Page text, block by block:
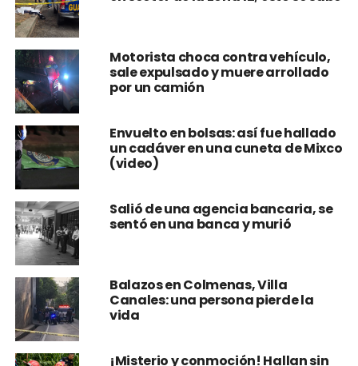
Motorista choca contra vehículo,
sale expulsado y muere arrollado
por un camión
Envuelto en bolsas: así fue hallado
un cadáver en una cuneta de Mixco
(video)
Salió de una agencia bancaria, se
sentó en una banca y murió
Balazos en Colmenas, Villa
Canales: una persona pierde la
vida
¡Misterio y conmoción! Hallan sin